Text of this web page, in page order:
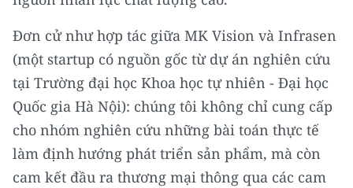
Đơn cử như hợp tác giữa MK Vision và Infrasen
(một startup có nguồn gốc từ dự án nghiên cứu
tại Trường đại học Khoa học tự nhiên - Đại học
Quốc gia Hà Nội): chúng tôi không chỉ cung cấp
cho nhóm nghiên cứu những bài toán thực tế
làm định hướng phát triển sản phẩm, mà còn
cam kết đầu ra thương mại thông qua các cam